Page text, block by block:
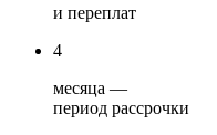
и переплат
4
месяца —
период рассрочки